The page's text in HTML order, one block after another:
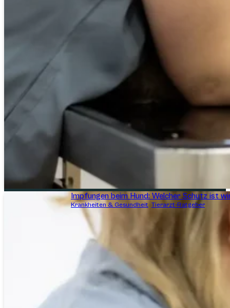
Impfungen beim Hund: Welcher Schutz ist
Krankheiten & Gesundheit, Tierarzt-Ratgeber